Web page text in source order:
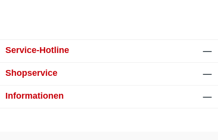
Service-Hotline
Shopservice
Informationen